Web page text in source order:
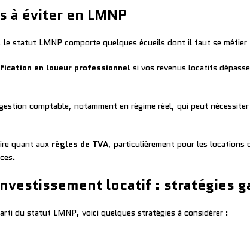
à éviter en LMNP
le statut LMNP comporte quelques écueils dont il faut se méfier
en loueur professionnel si vos revenus locatifs
comptable, notamment en régime réel, qui peut nécessiter
quant aux règles de TVA, particulièrement pour les locations
locatif : stratégies
du statut LMNP, voici quelques stratégies à considérer :